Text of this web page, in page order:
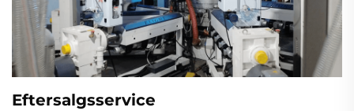
Eftersalgsservice